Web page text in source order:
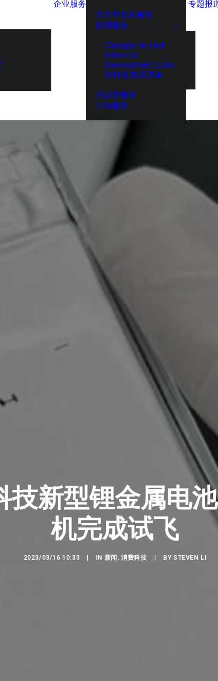
企业服务
大企业创新服务
政府服务
Chengdu Hi-Tech
Industrial
Development Zone
伦敦发展促进署
投融资服务
出海服务
专题报
技新型锂金属电
机完成试飞
2023/03/16 10:33 IN 新闻 ,消费科技 BY STEVEN LI